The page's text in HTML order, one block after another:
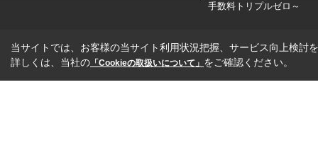
手数料トリプルゼロ～
当サイトでは、お客様の当サイト利用状況把握、サービス向上検討
詳しくは、当社の 「Cookieの取扱いについて」 をご確認ください。